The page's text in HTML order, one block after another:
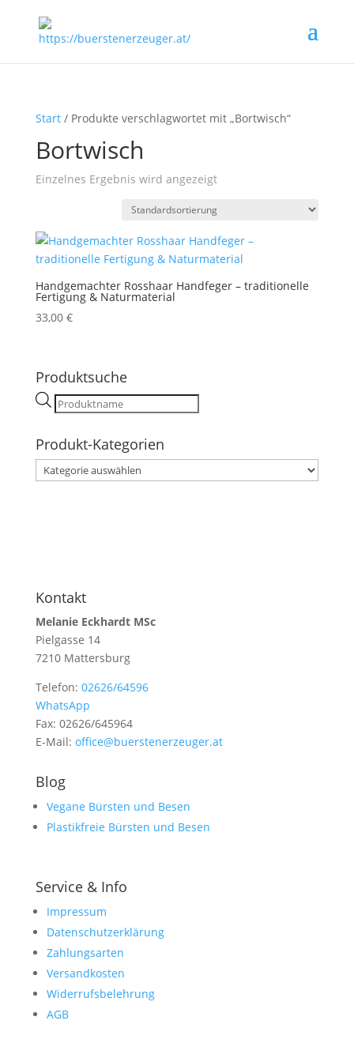
Start/ Produkte verschlagwortet mit „Bortwisch“
Bortwisch
Einzelnes Ergebnis wird angezeigt
Handgemachter Rosshaar Handfeger – traditionelle
Fertigung & Naturmaterial
33,00 €
Produktsuche
Products
Produkt-Kategorien
Kontakt
Melanie Eckhardt MSc
Pielgasse 14
7210 Mattersburg
Telefon: 02626/64596
WhatsApp
Fax: 02626/645964
E-Mail: office@buerstenerzeuger.at
Blog
Vegane Bürsten und Besen
Plastikfreie Bürsten und Besen
Service & Info
Impressum
Datenschutzerklärung
Zahlungsarten
Versandkosten
Widerrufsbelehrung
AGB